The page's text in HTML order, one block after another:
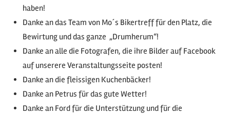
haben!
Danke an das Team von Mo´s Bikertreff für den Platz, die
Bewirtung und das ganze „Drumherum“!
Danke an alle die Fotografen, die ihre Bilder auf Facebook
auf unserere Veranstaltungsseite posten!
Danke an die fleissigen Kuchenbäcker!
Danke an Petrus für das gute Wetter!
Danke an Ford für die Unterstützung und für die